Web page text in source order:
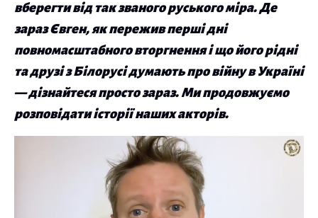
вберегти від так званого руського міра. Де
зараз Євген, як пережив перші дні
повномасштабного вторгнення і що його рідні
та друзі з Білорусі думають про війну в Україні
— дізнайтеся просто зараз. Ми продовжуємо
розповідати історії наших акторів.